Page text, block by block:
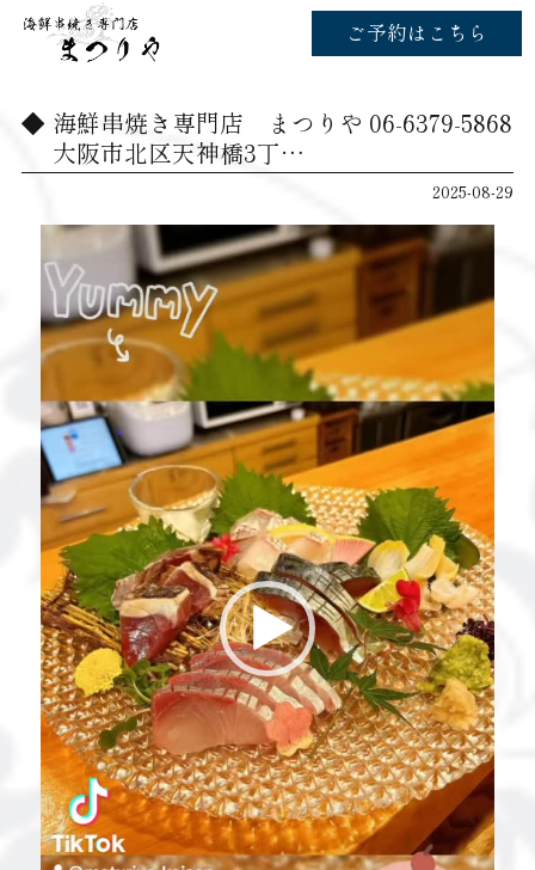
ご予約はこちら
海鮮串焼き専門店 まつりや 06-6379-5868
大阪市北区天神橋3丁…
2025-08-29
動
画
プ
レ
ヤ
ー